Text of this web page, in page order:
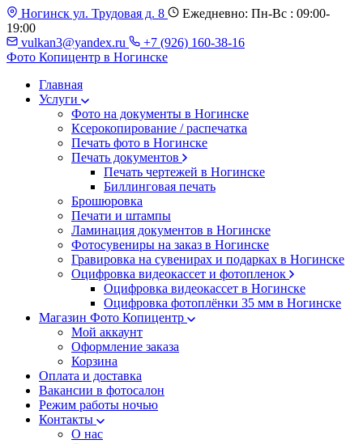
Ногинск ул. Трудовая д. 8
Ежедневно: Пн-Вс : 09:00-
19:00
vulkan3@yandex.ru
+7 (926) 160-38-16
Фото Копицентр в Ногинске
Главная
Услуги
Фото на документы в Ногинске
Ксерокопирование / распечатка
Печать фото в Ногинске
Печать документов
Печать чертежей в Ногинске
Биллинговая печать
Брошюровка
Печати и штампы
Ламинация документов в Ногинске
Фотосувениры на заказ в Ногинске
Гравировка на сувенирах и подарках в Ногинске
Оцифровка видеокассет и фотопленок
Оцифровка видеокассет в Ногинске
Оцифровка фотоплёнки 35 мм в Ногинске
Магазин Фото Копицентр
Мой аккаунт
Оформление заказа
Корзина
Оплата и доставка
Вакансии в фотосалон
Режим работы ночью
Контакты
О нас